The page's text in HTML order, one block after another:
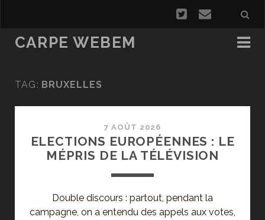
CARPE WEBEM
TAG: BRUXELLES
7 AOÛT 2026
ELECTIONS EUROPÉENNES : LE
MÉPRIS DE LA TÉLÉVISION
Double discours : partout, pendant la
campagne, on a entendu des appels aux votes,